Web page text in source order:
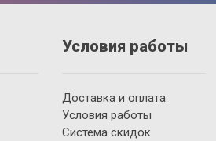
Условия работы
Доставка и оплата
Условия работы
Система скидок